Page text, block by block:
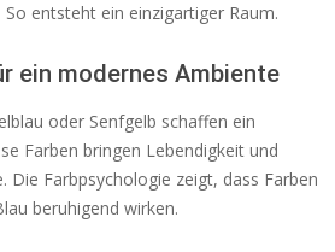
entsteht ein einzigartiger Raum.
ein modernes Ambiente
oder Senfgelb schaffen ein
Farben bringen Lebendigkeit und
Die Farbpsychologie zeigt, dass Farben
beruhigend wirken.